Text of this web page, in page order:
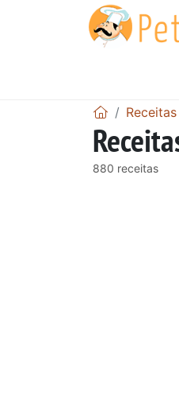
Receitas
880 receitas